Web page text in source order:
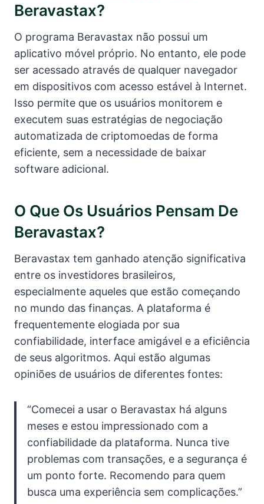
Beravastax?
O programa Beravastax não possui um
aplicativo móvel próprio. No entanto, ele pode
ser acessado através de qualquer navegador
em dispositivos com acesso estável à Internet.
Isso permite que os usuários monitorem e
executem suas estratégias de negociação
automatizada de criptomoedas de forma
eficiente, sem a necessidade de baixar
software adicional.
O Que Os Usuários Pensam De
Beravastax?
Beravastax tem ganhado atenção significativa
entre os investidores brasileiros,
especialmente aqueles que estão começando
no mundo das finanças. A plataforma é
frequentemente elogiada por sua
confiabilidade, interface amigável e a eficiência
de seus algoritmos. Aqui estão algumas
opiniões de usuários de diferentes fontes:
“Comecei a usar o Beravastax há alguns
meses e estou impressionado com a
confiabilidade da plataforma. Nunca tive
problemas com transações, e a segurança é
um ponto forte. Recomendo para quem
busca uma experiência sem complicações.”